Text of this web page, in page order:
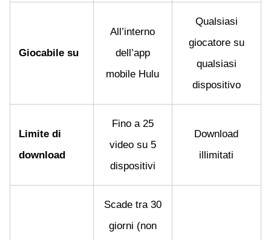
Giocabile su
All’interno
dell’app
mobile Hulu
Qualsiasi
giocatore su
qualsiasi
dispositivo
Limite di
download
Fino a 25
video su 5
dispositivi
Download
illimitati
Scade tra 30
giorni (non